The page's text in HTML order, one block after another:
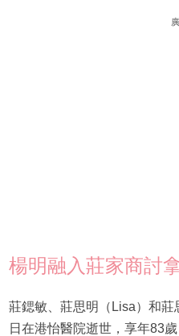
楊明融入莊家商討
莊鍶敏、莊思明（Lisa）和
日在港怡醫院逝世，享年83